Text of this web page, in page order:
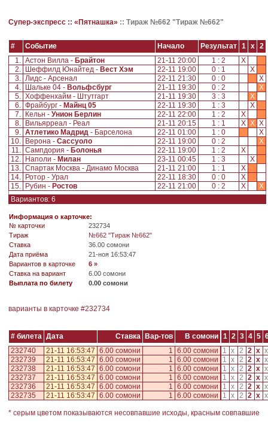
Супер-экспресс :: «Пятнашка» :: Тираж №662 "Тираж №662"
# Событие Начало Результат 1 x
2
1. Астон Вилла - Брайтон 21-11 20:00 1 : 2
X
2.
Шеффилд Юнайтед - Вест Хэм 22-11 19:00 0 : 1
X
3. Лидс - Арсенал 22-11 21:30 0 : 0
X
4.
Шальке 04 - Вольфсбург 21-11 19:30 0 : 2
X
5. Хоффенхайм - Штутгарт 21-11 19:30 3 : 3
X
6. Фрайбург - Майнц 05 22-11 19:30 1 : 3
X
7.
Кельн - Унион Берлин 22-11 22:00 1 : 2
X
8.
Вильярреал - Реал 21-11 20:15 1 : 1 X X X
9. Атлетико Мадрид - Барселона 22-11 01:00 1 : 0
X
10.
Верона - Сассуоло 22-11 19:00 0 : 2
X
11. Сампдория - Болонья 22-11 19:00 1 : 2
X
12.
Наполи - Милан 23-11 00:45 1 : 3
X
13. Спартак Москва - Динамо Москва 21-11 21:00 1 : 1
X
14.
Ротор - Урал 22-11 18:30 0 : 0
X
15.
Рубин - Ростов 22-11 21:00 0 : 2 X
X
Вариантов: 6
Информация о карточке:
№ карточки
232734
Tираж
№662 "Тираж №662"
Ставка
36.00 сомони
Дата приёма
21-ноя 16:53:47
Вариантов в карточке
6 »
Ставка на вариант
6.00 сомони
Выплата по билету
0.00 сомони
варианты в карточке #232734
# билета Дата Ставка Вар-тов В сомони 1 2 3 4 5
232740
21-11 16:53:47 6.00 сомони 1 6.00 сомони 1 x 2 2 x x
232739
21-11 16:53:47 6.00 сомони 1 6.00 сомони 1 x 2 2 x x
232738
21-11 16:53:47 6.00 сомони 1 6.00 сомони 1 x 2 2 x x
232737
21-11 16:53:47 6.00 сомони 1 6.00 сомони 1 x 2 2 x x
232736
21-11 16:53:47 6.00 сомони 1 6.00 сомони 1 x 2 2 x x
232735
21-11 16:53:47 6.00 сомони 1 6.00 сомони 1 x 2 2 x x
* серым цветом показываются несовпавшие исходы, красным совпавшие